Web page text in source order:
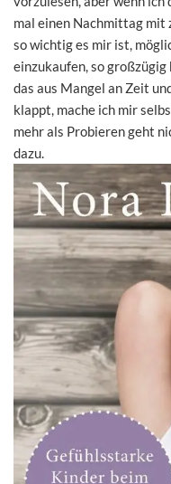
mal einen Nachmittag mit
so wichtig es mir ist,
einzukaufen, so
das aus Mangel an Zeit
klappt, mache ich mir
mehr als Probieren geht
dazu.